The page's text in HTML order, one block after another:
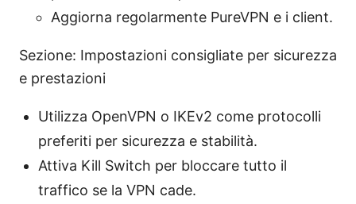
Aggiorna regolarmente PureVPN e i client.
Sezione: Impostazioni consigliate per sicurezza
e prestazioni
Utilizza OpenVPN o IKEv2 come protocolli
preferiti per sicurezza e stabilità.
Attiva Kill Switch per bloccare tutto il
traffico se la VPN cade.